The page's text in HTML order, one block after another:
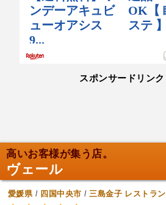
スポンサードリンク
高いお客様が集う店。
ヴェール
愛媛県/ 四国中央市 /三島金子 レストラン